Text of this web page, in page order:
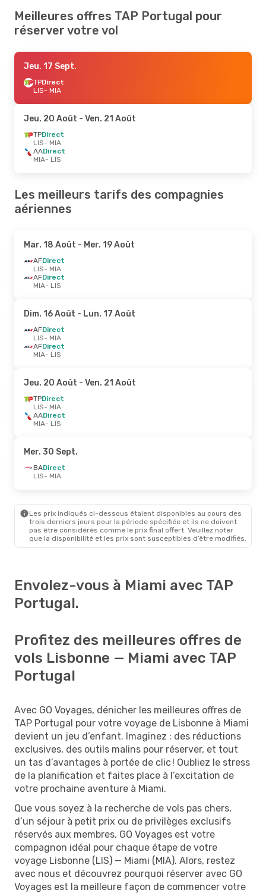
Meilleures offres TAP Portugal pour
réserver votre vol
Jeu. 17 Sept.
TPDirect
LIS- MIA
Jeu. 20 Août - Ven. 21 Août
TPDirect
LIS- MIA
AADirect
MIA- LIS
Les meilleurs tarifs des compagnies
aériennes
Mar. 18 Août - Mer. 19 Août
AFDirect
LIS- MIA
AFDirect
MIA- LIS
Dim. 16 Août - Lun. 17 Août
AFDirect
LIS- MIA
AFDirect
MIA- LIS
Jeu. 20 Août - Ven. 21 Août
TPDirect
LIS- MIA
AADirect
MIA- LIS
Mer. 30 Sept.
BADirect
LIS- MIA
Les prix indiqués ci-dessous étaient disponibles au cours des
trois derniers jours pour la période spécifiée et ils ne doivent
pas être considérés comme le prix final offert. Veuillez noter
que la disponibilité et les prix sont susceptibles d’être modifiés.
Envolez-vous à Miami avec TAP
Portugal.
Profitez des meilleures offres de
vols Lisbonne — Miami avec TAP
Portugal
Avec GO Voyages, dénicher les meilleures offres de
TAP Portugal pour votre voyage de Lisbonne à Miami
devient un jeu d’enfant. Imaginez : des réductions
exclusives, des outils malins pour réserver, et tout
un tas d’avantages à portée de clic ! Oubliez le stress
de la planification et faites place à l’excitation de
votre prochaine aventure à Miami.
Que vous soyez à la recherche de vols pas chers,
d’un séjour à petit prix ou de privilèges exclusifs
réservés aux membres, GO Voyages est votre
compagnon idéal pour chaque étape de votre
voyage Lisbonne (LIS) — Miami (MIA). Alors, restez
avec nous et découvrez pourquoi réserver avec GO
Voyages est la meilleure façon de commencer votre